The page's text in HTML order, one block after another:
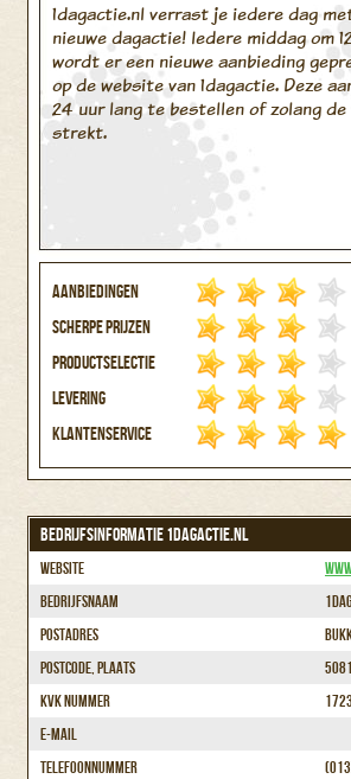
1dagactie.nl verrast je iedere dag
nieuwe dagactie! Iedere middag om
wordt er een nieuwe aanbieding
op de website van 1dagactie. Deze
24 uur lang te bestellen of zolang
strekt.
Aanbiedingen
Scherpe prijzen
Productselectie
Levering
Klantenservice
BEDRIJFSINFORMATIE 1DAGACTIE.NL
Website
Bedrijfsnaam
Postadres
Postcode, plaats
KvK nummer
E-mail
Telefoonnummer